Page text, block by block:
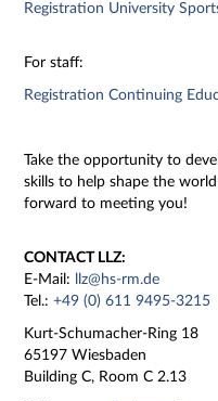
Registration University
For staff:
Registration Continuing
Take the opportunity to
skills to help shape the
forward to meeting you!
CONTACT LLZ:
E-Mail:
llz@hs-rm.de
Tel.:+49 (0) 611 9495-3215
Kurt-Schumacher-Ring 18
65197 Wiesbaden
Building C, Room C 2.13